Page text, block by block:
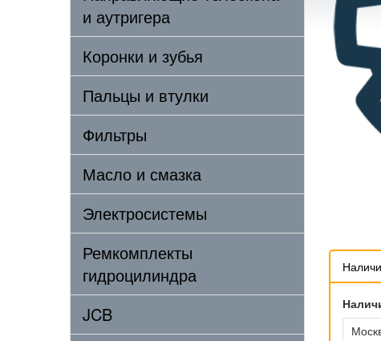
и аутригера
Коронки и зубья
Пальцы и втулки
Фильтры
Масло и смазка
Электросистемы
Ремкомплекты
гидроцилиндра
JCB